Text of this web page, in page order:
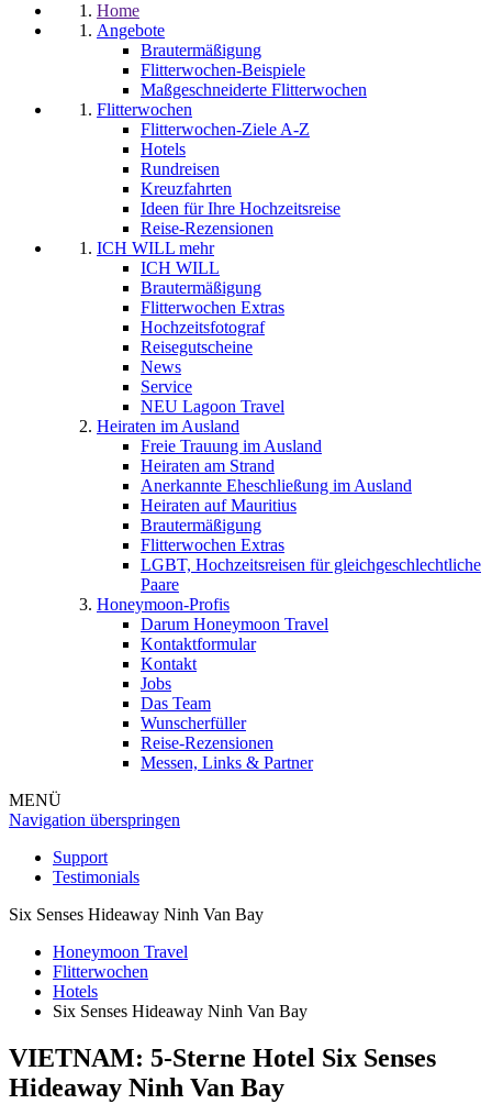
Home
Angebote
Brautermäßigung
Flitterwochen-Beispiele
Maßgeschneiderte Flitterwochen
Flitterwochen
Flitterwochen-Ziele A-Z
Hotels
Rundreisen
Kreuzfahrten
Ideen für Ihre Hochzeitsreise
Reise-Rezensionen
ICH WILL mehr
ICH WILL
Brautermäßigung
Flitterwochen Extras
Hochzeitsfotograf
Reisegutscheine
News
Service
NEU Lagoon Travel
Heiraten im Ausland
Freie Trauung im Ausland
Heiraten am Strand
Anerkannte Eheschließung im Ausland
Heiraten auf Mauritius
Brautermäßigung
Flitterwochen Extras
LGBT, Hochzeitsreisen für gleichgeschlechtliche
Paare
Honeymoon-Profis
Darum Honeymoon Travel
Kontaktformular
Kontakt
Jobs
Das Team
Wunscherfüller
Reise-Rezensionen
Messen, Links & Partner
MENÜ
Navigation überspringen
Support
Testimonials
Six Senses Hideaway Ninh Van Bay
Honeymoon Travel
Flitterwochen
Hotels
Six Senses Hideaway Ninh Van Bay
VIETNAM: 5-Sterne Hotel Six Senses
Hideaway Ninh Van Bay